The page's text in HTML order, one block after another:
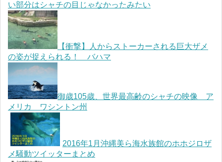
い部分はシャチの目じゃなかったみたい
【衝撃】人からストーカーされる巨大ザメ
の姿が捉えられる！ バハマ
御歳105歳、世界最高齢のシャチの映像 ア
メリカ ワシントン州
2016年1月沖縄美ら海水族館のホホジロザ
メ騒動ツイッターまとめ